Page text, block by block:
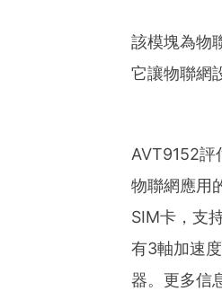
該模塊為物
它讓物聯網
AVT9152評
物聯網應用
SIM卡，支
有3軸加速
器。更多信